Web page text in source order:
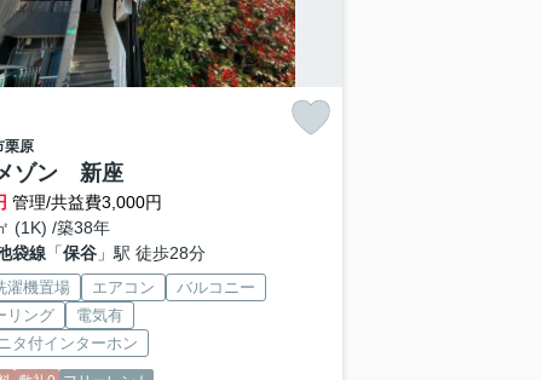
栗原
ゾン 新座
管理/共益費3,000円
(1K) /築38年
袋線「保谷」駅 徒歩28分
濯機置場 エアコン
バルコニー
リング
電気有
タ付インターホン